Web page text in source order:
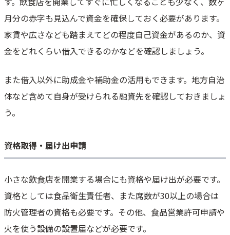
月分の赤字も見込んで資金を確保しておく必要があります。
家賃や広さなども踏まえてどの程度自己資金があるのか、資
金をどれくらい借入できるのかなどを確認しましょう。
また借入以外に助成金や補助金の活用もできます。地方自治
体など含めて自身が受けられる融資先を確認しておきましょ
う。
資格取得・届け出申請
小さな飲食店を開業する場合にも資格や届け出が必要です。
資格としては食品衛生責任者、また席数が30以上の場合は
防火管理者の資格も必要です。その他、食品営業許可申請や
火を使う設備の設置届などが必要です。